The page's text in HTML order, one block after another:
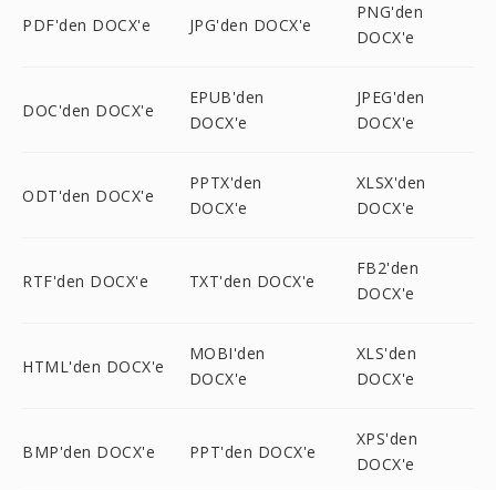
PDF'den DOCX'e JPG'den DOCX'e
PNG'den
DOCX'e
DOC'den DOCX'e
EPUB'den
DOCX'e
JPEG'den
DOCX'e
ODT'den DOCX'e
PPTX'den
DOCX'e
XLSX'den
DOCX'e
RTF'den DOCX'e TXT'den DOCX'e
FB2'den
DOCX'e
HTML'den DOCX'e
MOBI'den
DOCX'e
XLS'den
DOCX'e
BMP'den DOCX'e PPT'den DOCX'e
XPS'den
DOCX'e